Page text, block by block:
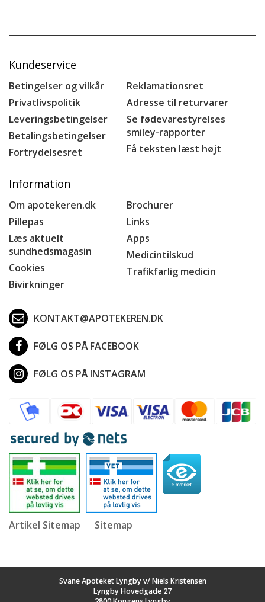
Kundeservice
Betingelser og vilkår
Privatlivspolitik
Leveringsbetingelser
Betalingsbetingelser
Fortrydelsesret
Reklamationsret
Adresse til returvarer
Se fødevarestyrelses
smiley-rapporter
Få teksten læst højt
Information
Om apotekeren.dk
Pillepas
Læs aktuelt
sundhedsmagasin
Cookies
Bivirkninger
Brochurer
Links
Apps
Medicintilskud
Trafikfarlig medicin
KONTAKT@APOTEKEREN.DK
FØLG OS PÅ FACEBOOK
FØLG OS PÅ INSTAGRAM
Artikel Sitemap Sitemap
Svane Apoteket Lyngby v/ Niels Kristensen
Lyngby Hovedgade 27